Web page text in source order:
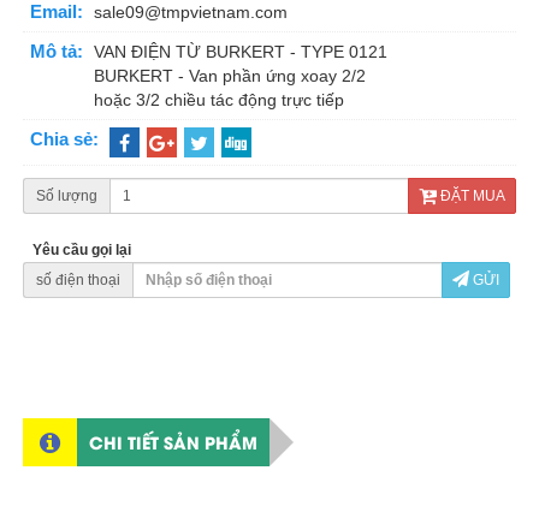
Email: sale09@tmpvietnam.com
Mô tả:
VAN ĐIỆN TỪ BURKERT - TYPE 0121
BURKERT - Van phần ứng xoay 2/2
hoặc 3/2 chiều tác động trực tiếp
Chia sẻ:
Số lượng ĐẶT MUA
Yêu cầu gọi lại
số điện thoại
GỬI
CHI TIẾT SẢN PHẨM